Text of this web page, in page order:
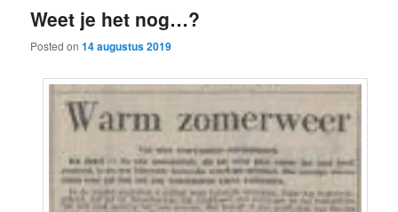
Weet je het nog…?
Posted on14 augustus 2019